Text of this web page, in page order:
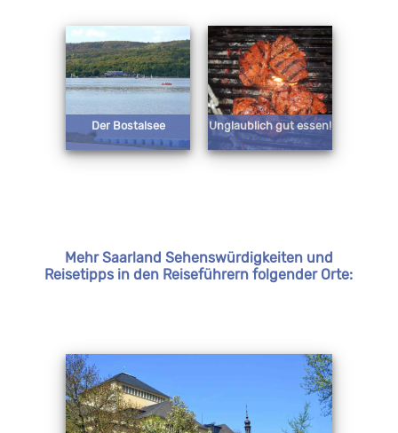
Der Bostalsee Unglaublich gut essen!
Mehr Saarland Sehenswürdigkeiten und
Reisetipps in den Reiseführern folgender Orte: